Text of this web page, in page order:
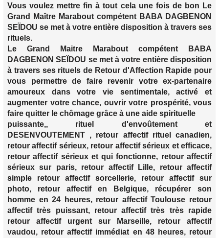
Vous voulez mettre fin à tout cela une fois de bon Le
Grand Maître Marabout compétent BABA DAGBENON
SEÏDOU se met à votre entière disposition à travers ses
rituels.
Le Grand Maitre Marabout compétent BABA
DAGBENON SEÏDOU se met à votre entière disposition
à travers ses rituels de Retour d'Affection Rapide pour
vous permettre de faire revenir votre ex-partenaire
amoureux dans votre vie sentimentale, activé et
augmenter votre chance, ouvrir votre prospérité, vous
faire quitter le chômage grâce à une aide spirituelle
puissante,, rituel d'envoûtement et
DESENVOUTEMENT , retour affectif rituel canadien,
retour affectif sérieux, retour affectif sérieux et efficace,
retour affectif sérieux et qui fonctionne, retour affectif
sérieux sur paris, retour affectif Lille, retour affectif
simple retour affectif sorcellerie, retour affectif sur
photo, retour affectif en Belgique, récupérer son
homme en 24 heures, retour affectif Toulouse retour
affectif très puissant, retour affectif très très rapide
retour affectif urgent sur Marseille, retour affectif
vaudou, retour affectif immédiat en 48 heures, retour